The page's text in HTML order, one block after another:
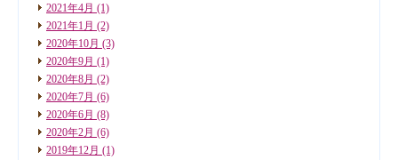
2021年4月 (1)
2021年1月 (2)
2020年10月 (3)
2020年9月 (1)
2020年8月 (2)
2020年7月 (6)
2020年6月 (8)
2020年2月 (6)
2019年12月 (1)